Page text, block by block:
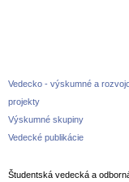
Vedecko - výskumné a
projekty
Výskumné skupiny
Vedecké publikácie
Študentská vedecká a